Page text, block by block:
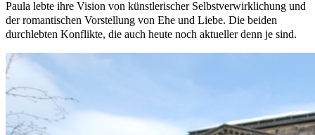
Paula lebte ihre Vision von künstlerischer Selbstverwirklichung und
der romantischen Vorstellung von Ehe und Liebe. Die beiden
durchlebten Konflikte, die auch heute noch aktueller denn je sind.